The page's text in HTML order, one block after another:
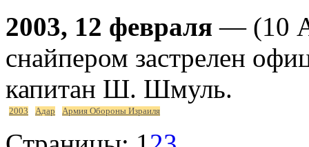
2003, 12 февраля — (10
снайпером застрелен
капитан Ш. Шмуль.
2003 Адар Армия Обороны Израиля